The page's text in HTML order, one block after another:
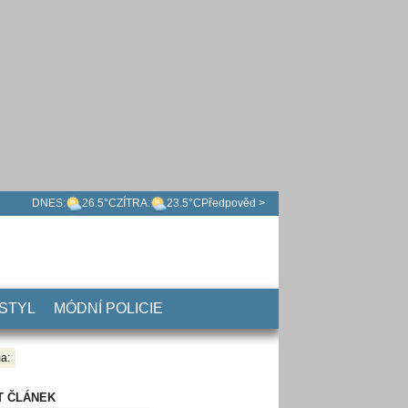
DNES: 26.5°CZÍTRA: 23.5°C Předpověd >
MÓDNÍ POLICIE
ČLÁNEK